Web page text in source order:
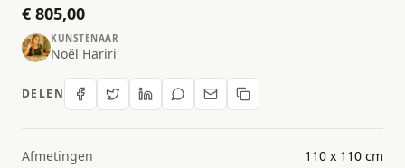
€ 805,00
KUNSTENAAR
Noël Hariri
DELEN
Afmetingen
110 x 110 cm